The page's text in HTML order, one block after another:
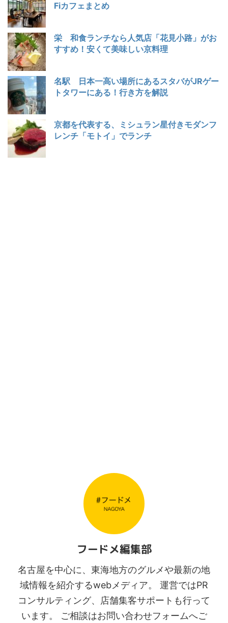
Fiカフェまとめ
栄 和食ランチなら人気店「花見小路」がお
すすめ！安くて美味しい京料理
名駅 日本一高い場所にあるスタバがJRゲー
トタワーにある！行き方を解説
京都を代表する、ミシュラン星付きモダンフ
レンチ「モトイ」でランチ
フードメ編集部
名古屋を中心に、東海地方のグルメや最新の地
域情報を紹介するwebメディア。 運営ではPR
コンサルティング、店舗集客サポートも行って
います。 ご相談はお問い合わせフォームへご